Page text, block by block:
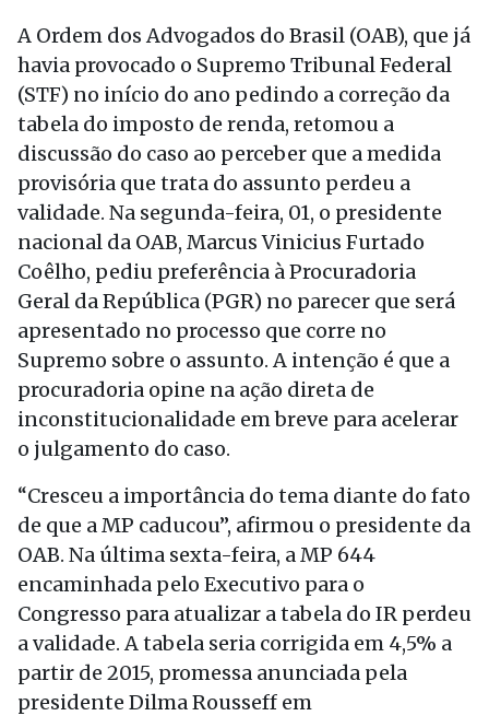
A Ordem dos Advogados do Brasil (OAB), que já
havia provocado o Supremo Tribunal Federal
(STF) no início do ano pedindo a correção da
tabela do imposto de renda, retomou a
discussão do caso ao perceber que a medida
provisória que trata do assunto perdeu a
validade. Na segunda-feira, 01, o presidente
nacional da OAB, Marcus Vinicius Furtado
Coêlho, pediu preferência à Procuradoria
Geral da República (PGR) no parecer que será
apresentado no processo que corre no
Supremo sobre o assunto. A intenção é que a
procuradoria opine na ação direta de
inconstitucionalidade em breve para acelerar
o julgamento do caso.
“Cresceu a importância do tema diante do fato
de que a MP caducou”, afirmou o presidente da
OAB. Na última sexta-feira, a MP 644
encaminhada pelo Executivo para o
Congresso para atualizar a tabela do IR perdeu
a validade. A tabela seria corrigida em 4,5% a
partir de 2015, promessa anunciada pela
presidente Dilma Rousseff em